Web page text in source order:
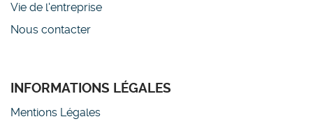
Vie de l'entreprise
Nous contacter
INFORMATIONS LÉGALES
Mentions Légales